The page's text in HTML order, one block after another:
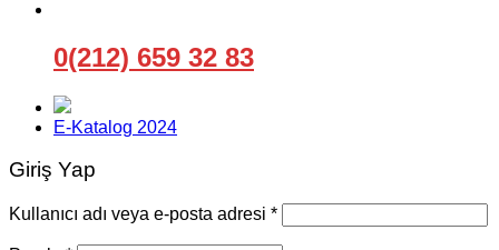
0(212) 659 32 83
E-Katalog 2024
Giriş Yap
Kullanıcı adı veya e-posta adresi *Gerekli